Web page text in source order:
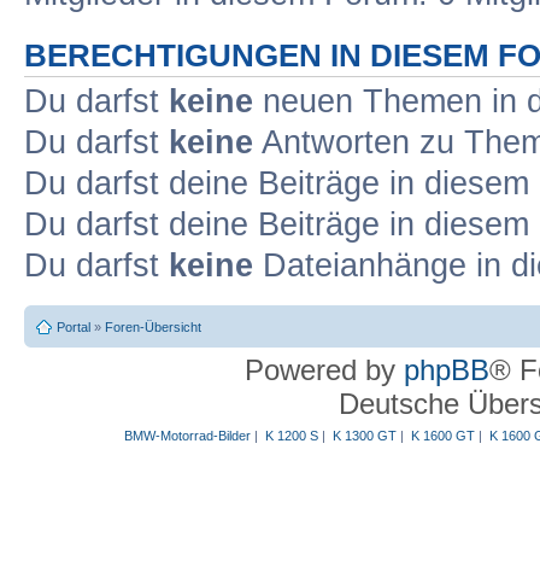
BERECHTIGUNGEN IN DIESEM
Du darfst keine neuen Themen in
Du darfst keine Antworten zu
Du darfst deine Beiträge in
Du darfst deine Beiträge in
Du darfst keine Dateianhänge in
Portal » Foren-Übersicht
Powered by phpBB®
Deutsche
BMW-Motorrad-Bilder| K 1200 S| K 1300 GT| K 1600 GT| K 1600